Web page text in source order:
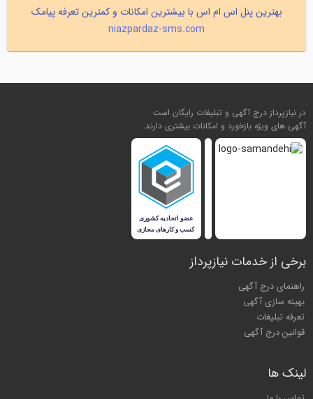
بهترین پنل اس ام اس با بیشترین امکانات و کمترین تعرفه پیامک
niazpardaz-sms.com
در نیازپرداز درج آگهی و تبلیغات رایگان است
آگهی های ویژه بازخورد و امکانات بیشتری دارند.
برخی از خدمات نیازپرداز
راهنمای درج آگهی
بهینه سازی آگهی
تعرفه تبلیغات
قوانین درج آگهی
لینک ها